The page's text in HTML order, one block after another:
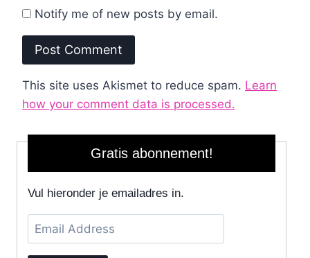
Notify me of new posts by email.
This site uses Akismet to reduce spam. Learn
how your comment data is processed.
Gratis abonnement!
Vul hieronder je emailadres in.
Email
Address